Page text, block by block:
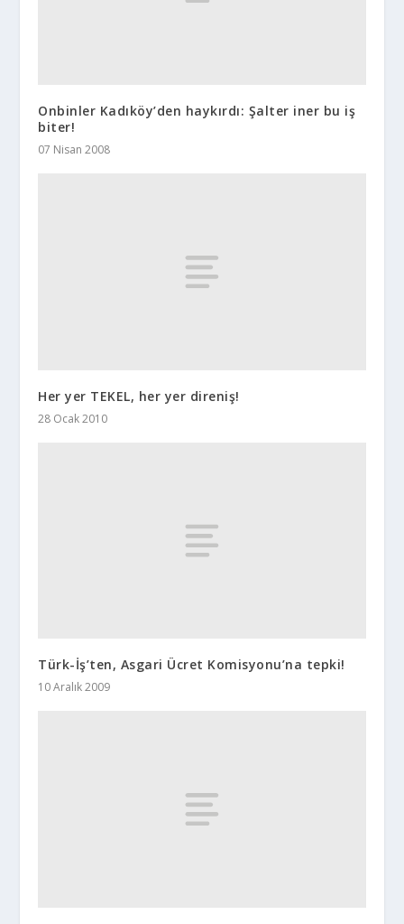
Onbinler Kadıköy’den haykırdı: Şalter iner bu iş
biter!
07 Nisan 2008
Her yer TEKEL, her yer direniş!
28 Ocak 2010
Türk-İş’ten, Asgari Ücret Komisyonu’na tepki!
10 Aralık 2009